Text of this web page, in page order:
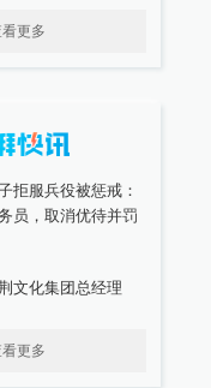
更多
拒服兵役被惩戒：
员，取消优待并罚
文化集团总经理
更多